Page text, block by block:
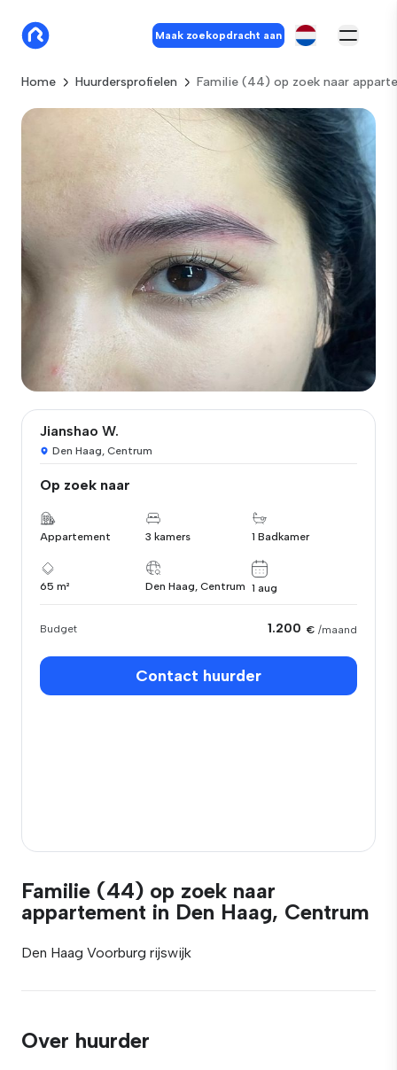
Maak zoekopdracht aan
Home Huurdersprofielen Familie (44) op zoek naar
Jianshao W.
Den Haag, Centrum
Op zoek naar
Appartement 3 kamers 1 Badkamer
65 m² Den Haag, Centrum 1 aug
Budget 1.200 € /maand
Contact huurder
Familie (44) op zoek naar
appartement in Den Haag, Centrum
Den Haag Voorburg rijswijk
Over huurder